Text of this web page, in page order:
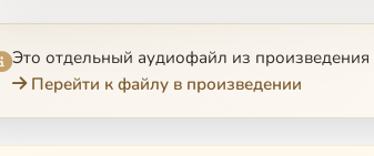
Это отдельный аудиофайл из произведения
Перейти к файлу в произведении